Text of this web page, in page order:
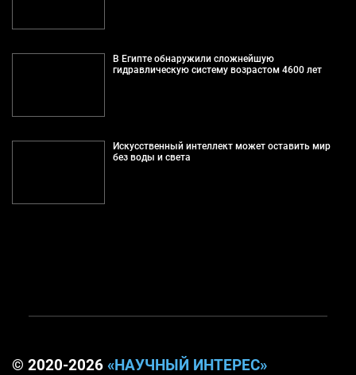
В Египте обнаружили сложнейшую
гидравлическую систему возрастом 4600 лет
Искусственный интеллект может оставить мир
без воды и света
© 2020-2026 «НАУЧНЫЙ ИНТЕРЕС»